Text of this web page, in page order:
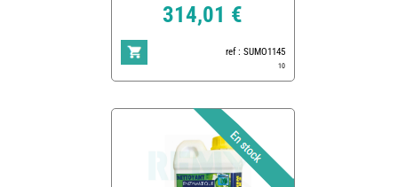
314,01 €
ref : SUMO1145
10